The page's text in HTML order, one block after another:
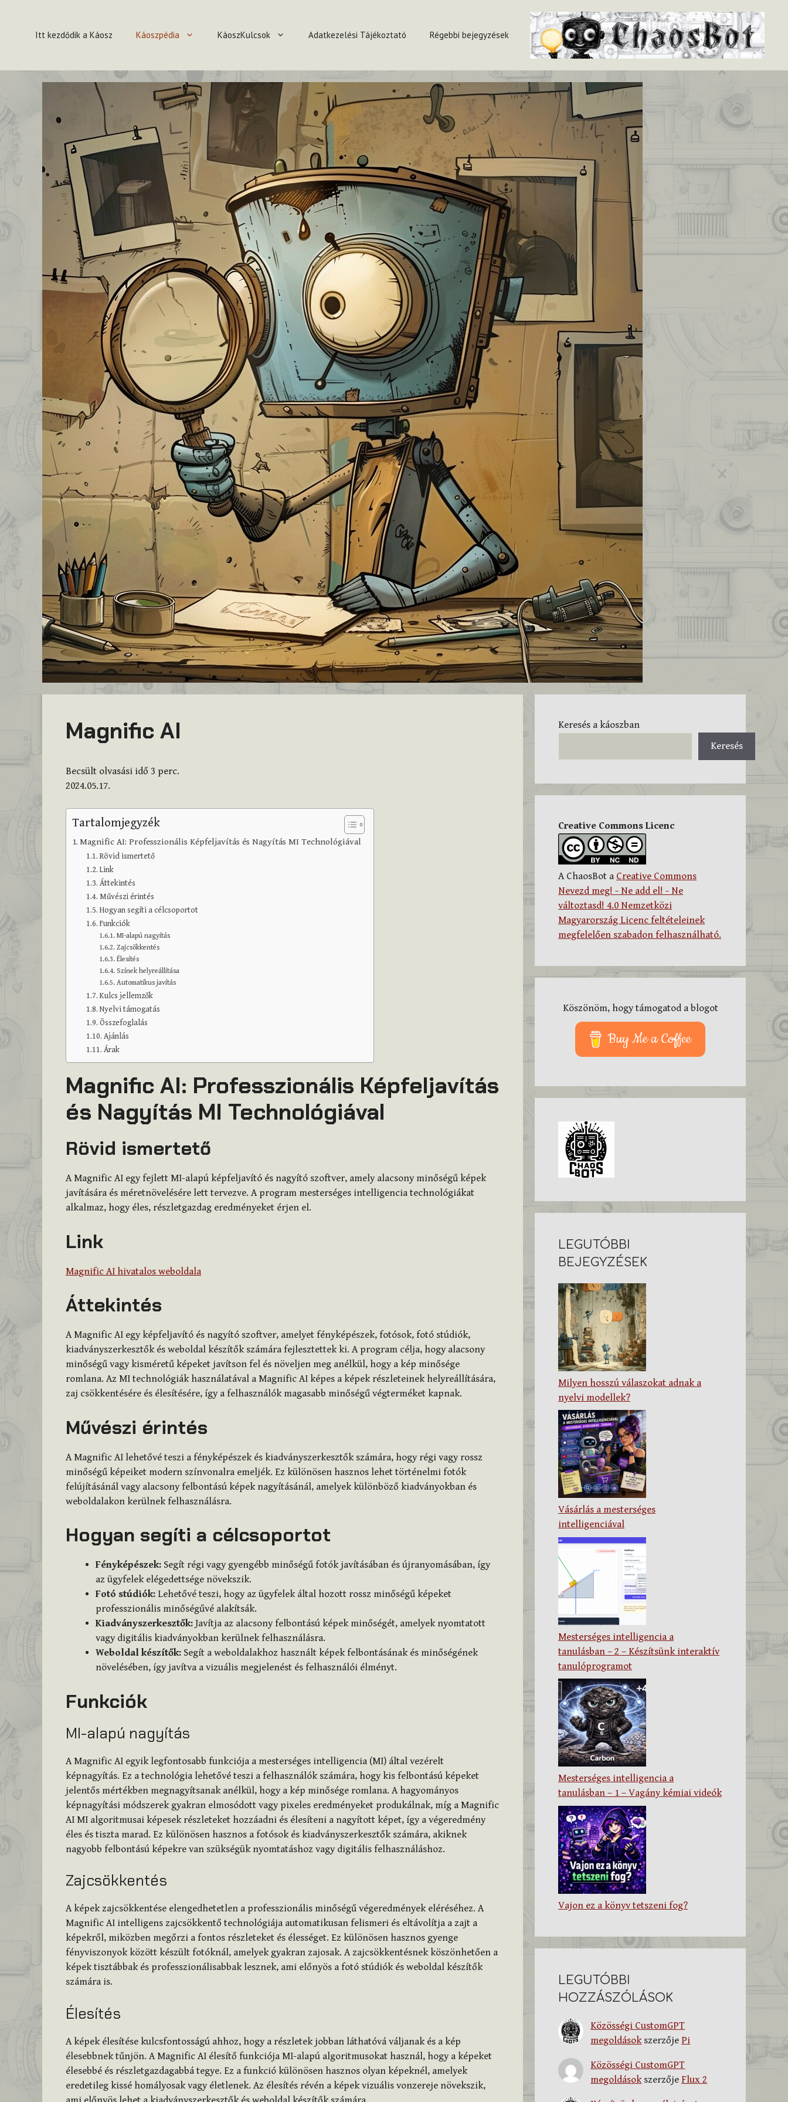
tartalombaItt kezdődik a Káosz Káoszpédia KáoszKulcsok Adatkezelési Tájékoztató Régebbi bejegyzések
Magnific AI
Becsült olvasási idő 3 perc.
2024.05.17.
Tartalomjegyzék
Magnific AI: Professzionális Képfeljavítás és Nagyítás MI Technológiával
Rövid ismertető
Link
Áttekintés
Művészi érintés
Hogyan segíti a célcsoportot
Funkciók
MI-alapú nagyítás
Zajcsökkentés
Élesítés
Színek helyreállítása
Automatikus javítás
Kulcs jellemzők
Nyelvi támogatás
Összefoglalás
Ajánlás
Árak
Magnific AI: Professzionális Képfeljavítás
és Nagyítás MI Technológiával
Rövid ismertető
A Magnific AI egy fejlett MI-alapú képfeljavító és nagyító szoftver, amely alacsony minőségű képek
javítására és méretnövelésére lett tervezve. A program mesterséges intelligencia technológiákat
alkalmaz, hogy éles, részletgazdag eredményeket érjen el.
Link
Magnific AI hivatalos weboldala
Áttekintés
A Magnific AI egy képfeljavító és nagyító szoftver, amelyet fényképészek, fotósok, fotó stúdiók,
kiadványszerkesztők és weboldal készítők számára fejlesztettek ki. A program célja, hogy alacsony
minőségű vagy kisméretű képeket javítson fel és növeljen meg anélkül, hogy a kép minősége
romlana. Az MI technológiák használatával a Magnific AI képes a képek részleteinek helyreállítására,
zaj csökkentésére és élesítésére, így a felhasználók magasabb minőségű végterméket kapnak.
Művészi érintés
A Magnific AI lehetővé teszi a fényképészek és kiadványszerkesztők számára, hogy régi vagy rossz
minőségű képeiket modern színvonalra emeljék. Ez különösen hasznos lehet történelmi fotók
felújításánál vagy alacsony felbontású képek nagyításánál, amelyek különböző kiadványokban és
weboldalakon kerülnek felhasználásra.
Hogyan segíti a célcsoportot
Fényképészek: Segít régi vagy gyengébb minőségű fotók javításában és újranyomásában, így
az ügyfelek elégedettsége növekszik.
Fotó stúdiók: Lehetővé teszi, hogy az ügyfelek által hozott rossz minőségű képeket
professzionális minőségűvé alakítsák.
Kiadványszerkesztők: Javítja az alacsony felbontású képek minőségét, amelyek nyomtatott
vagy digitális kiadványokban kerülnek felhasználásra.
Weboldal készítők: Segít a weboldalakhoz használt képek felbontásának és minőségének
növelésében, így javítva a vizuális megjelenést és felhasználói élményt.
Funkciók
MI-alapú nagyítás
A Magnific AI egyik legfontosabb funkciója a mesterséges intelligencia (MI) által vezérelt
képnagyítás. Ez a technológia lehetővé teszi a felhasználók számára, hogy kis felbontású képeket
jelentős mértékben megnagyítsanak anélkül, hogy a kép minősége romlana. A hagyományos
képnagyítási módszerek gyakran elmosódott vagy pixeles eredményeket produkálnak, míg a Magnific
AI MI algoritmusai képesek részleteket hozzáadni és élesíteni a nagyított képet, így a végeredmény
éles és tiszta marad. Ez különösen hasznos a fotósok és kiadványszerkesztők számára, akiknek
nagyobb felbontású képekre van szükségük nyomtatáshoz vagy digitális felhasználáshoz.
Zajcsökkentés
A képek zajcsökkentése elengedhetetlen a professzionális minőségű végeredmények eléréséhez. A
Magnific AI intelligens zajcsökkentő technológiája automatikusan felismeri és eltávolítja a zajt a
képekről, miközben megőrzi a fontos részleteket és élességet. Ez különösen hasznos gyenge
fényviszonyok között készült fotóknál, amelyek gyakran zajosak. A zajcsökkentésnek köszönhetően a
képek tisztábbak és professzionálisabbak lesznek, ami előnyös a fotó stúdiók és weboldal készítők
számára is.
Élesítés
A képek élesítése kulcsfontosságú ahhoz, hogy a részletek jobban láthatóvá váljanak és a kép
élesebbnek tűnjön. A Magnific AI élesítő funkciója MI-alapú algoritmusokat használ, hogy a képeket
élesebbé és részletgazdagabbá tegye. Ez a funkció különösen hasznos olyan képeknél, amelyek
eredetileg kissé homályosak vagy életlenek. Az élesítés révén a képek vizuális vonzereje növekszik,
Keresés a káoszban
Keresés
Creative Commons Licenc
A ChaosBot a Creative Commons
Nevezd meg! - Ne add el! - Ne
változtasd! 4.0 Nemzetközi
Magyarország Licenc feltételeinek
megfelelően szabadon felhasználható.
Köszönöm, hogy támogatod a blogot
Buy Me a Coffee
LEGUTÓBBI
BEJEGYZÉSEK
Milyen hosszú válaszokat adnak a
nyelvi modellek?
Vásárlás a mesterséges
intelligenciával
Mesterséges intelligencia a
tanulásban – 2 – Készítsünk interaktív
tanulóprogramot
Mesterséges intelligencia a
tanulásban – 1 – Vagány kémiai videók
Vajon ez a könyv tetszeni fog?
LEGUTÓBBI
HOZZÁSZÓLÁSOK
Közösségi CustomGPT
megoldásokszerzője Pi
Közösségi CustomGPT
megoldásokszerzője Flux 2